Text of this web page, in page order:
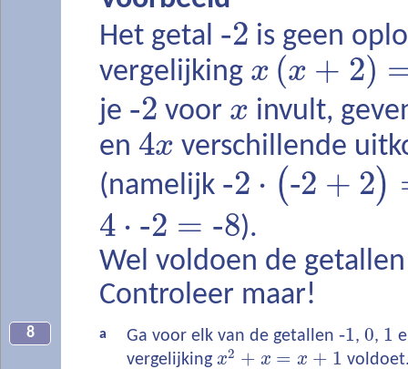
Het getal ‐2 is geen
vergelijking x (x + 2)
je ‐2 voor x invult,
en 4x verschillende
(namelijk ‐2 ⋅ (‐2 + 2)
4 ⋅ ‐2 = ‐8).
Wel voldoen de
Controleer maar!
8 a Ga voor elk van de getallen ‐1,0, 1
vergelijking x2 + x = x + 1